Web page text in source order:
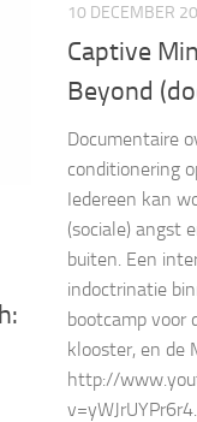
10 DECEMBER
Captive
Beyond
Documentaire
conditionering
Iedereen kan
(sociale) angst
buiten. Een
indoctrinatie
bootcamp voor
klooster, en de
http://